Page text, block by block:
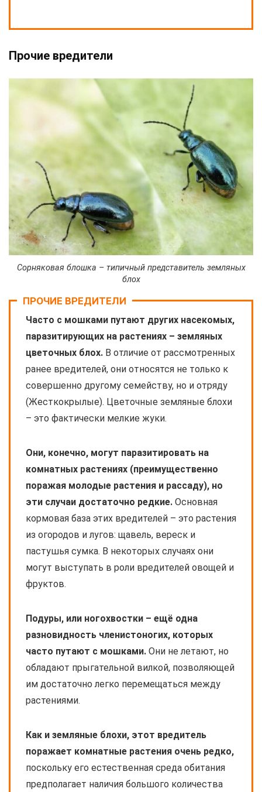
Прочие вредители
Сорняковая блошка – типичный представитель земляных
блох
ПРОЧИЕ ВРЕДИТЕЛИ
Часто с мошками путают других насекомых,
паразитирующих на растениях – земляных
цветочных блох. В отличие от рассмотренных
ранее вредителей, они относятся не только к
совершенно другому семейству, но и отряду
(Жесткокрылые). Цветочные земляные блохи
– это фактически мелкие жуки.
Они, конечно, могут паразитировать на
комнатных растениях (преимущественно
поражая молодые растения и рассаду), но
эти случаи достаточно редкие. Основная
кормовая база этих вредителей – это растения
из огородов и лугов: щавель, вереск и
пастушья сумка. В некоторых случаях они
могут выступать в роли вредителей овощей и
фруктов.
Подуры, или ногохвостки – ещё одна
разновидность членистоногих, которых
часто путают с мошками. Они не летают, но
обладают прыгательной вилкой, позволяющей
им достаточно легко перемещаться между
растениями.
Как и земляные блохи, этот вредитель
поражает комнатные растения очень редко,
поскольку его естественная среда обитания
предполагает наличия большого количества